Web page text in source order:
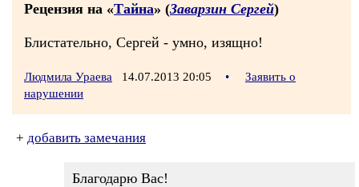
Рецензия на «Тайна» (Заварзин Сергей)
Блистательно, Сергей - умно, изящно!
Людмила Ураева 14.07.2013 20:05 •
Заявить о
нарушении
+ добавить замечания
Благодарю Вас!